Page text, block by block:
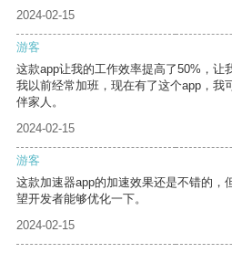
2024-02-15
游客
这款app让我的工作效率提高了50%，让
我以前经常加班，现在有了这个app，我
伴家人。
2024-02-15
游客
这款加速器app的加速效果还是不错的，
望开发者能够优化一下。
2024-02-15